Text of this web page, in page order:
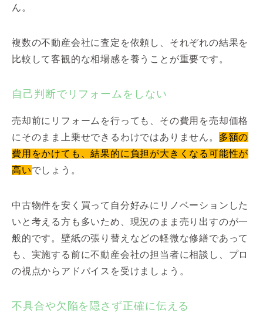
ん。
複数の不動産会社に査定を依頼し、それぞれの結果を
比較して客観的な相場感を養うことが重要です。
自己判断でリフォームをしない
売却前にリフォームを行っても、その費用を売却価格
にそのまま上乗せできるわけではありません。 多額の
費用をかけても、結果的に負担が大きくなる可能性が
高いでしょう。
中古物件を安く買って自分好みにリノベーションした
いと考える方も多いため、現況のまま売り出すのが一
般的です。壁紙の張り替えなどの軽微な修繕であって
も、実施する前に不動産会社の担当者に相談し、プロ
の視点からアドバイスを受けましょう。
不具合や欠陥を隠さず正確に伝える